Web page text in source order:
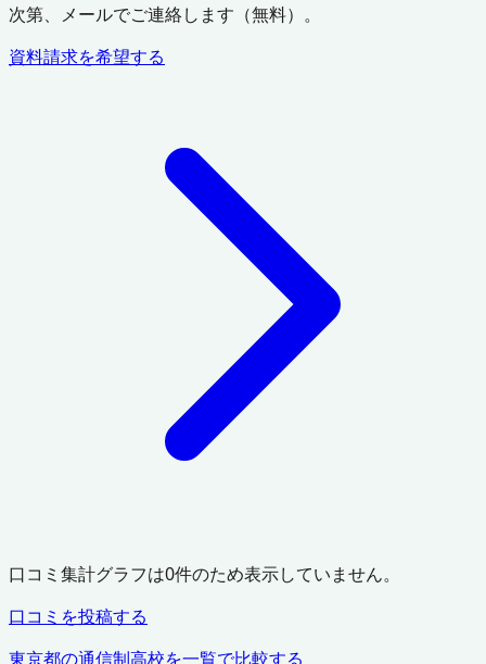
次第、メールでご連絡します（無料）。
資料請求を希望する
口コミ集計グラフは0件のため表示していません。
口コミを投稿する
東京都の通信制高校を一覧で比較する